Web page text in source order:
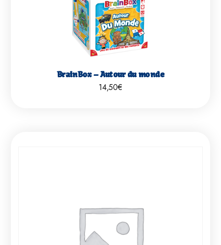
BrainBox – Autour du monde
14,50€